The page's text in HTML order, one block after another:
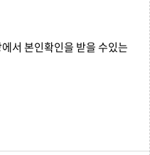
서 본인확인을 받을 수있는